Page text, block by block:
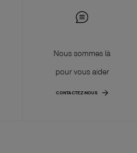
Nous sommes là
pour vous aider
CONTACTEZ-NOUS